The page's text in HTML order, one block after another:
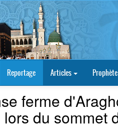
Reportage Articles
ferme
du sommet